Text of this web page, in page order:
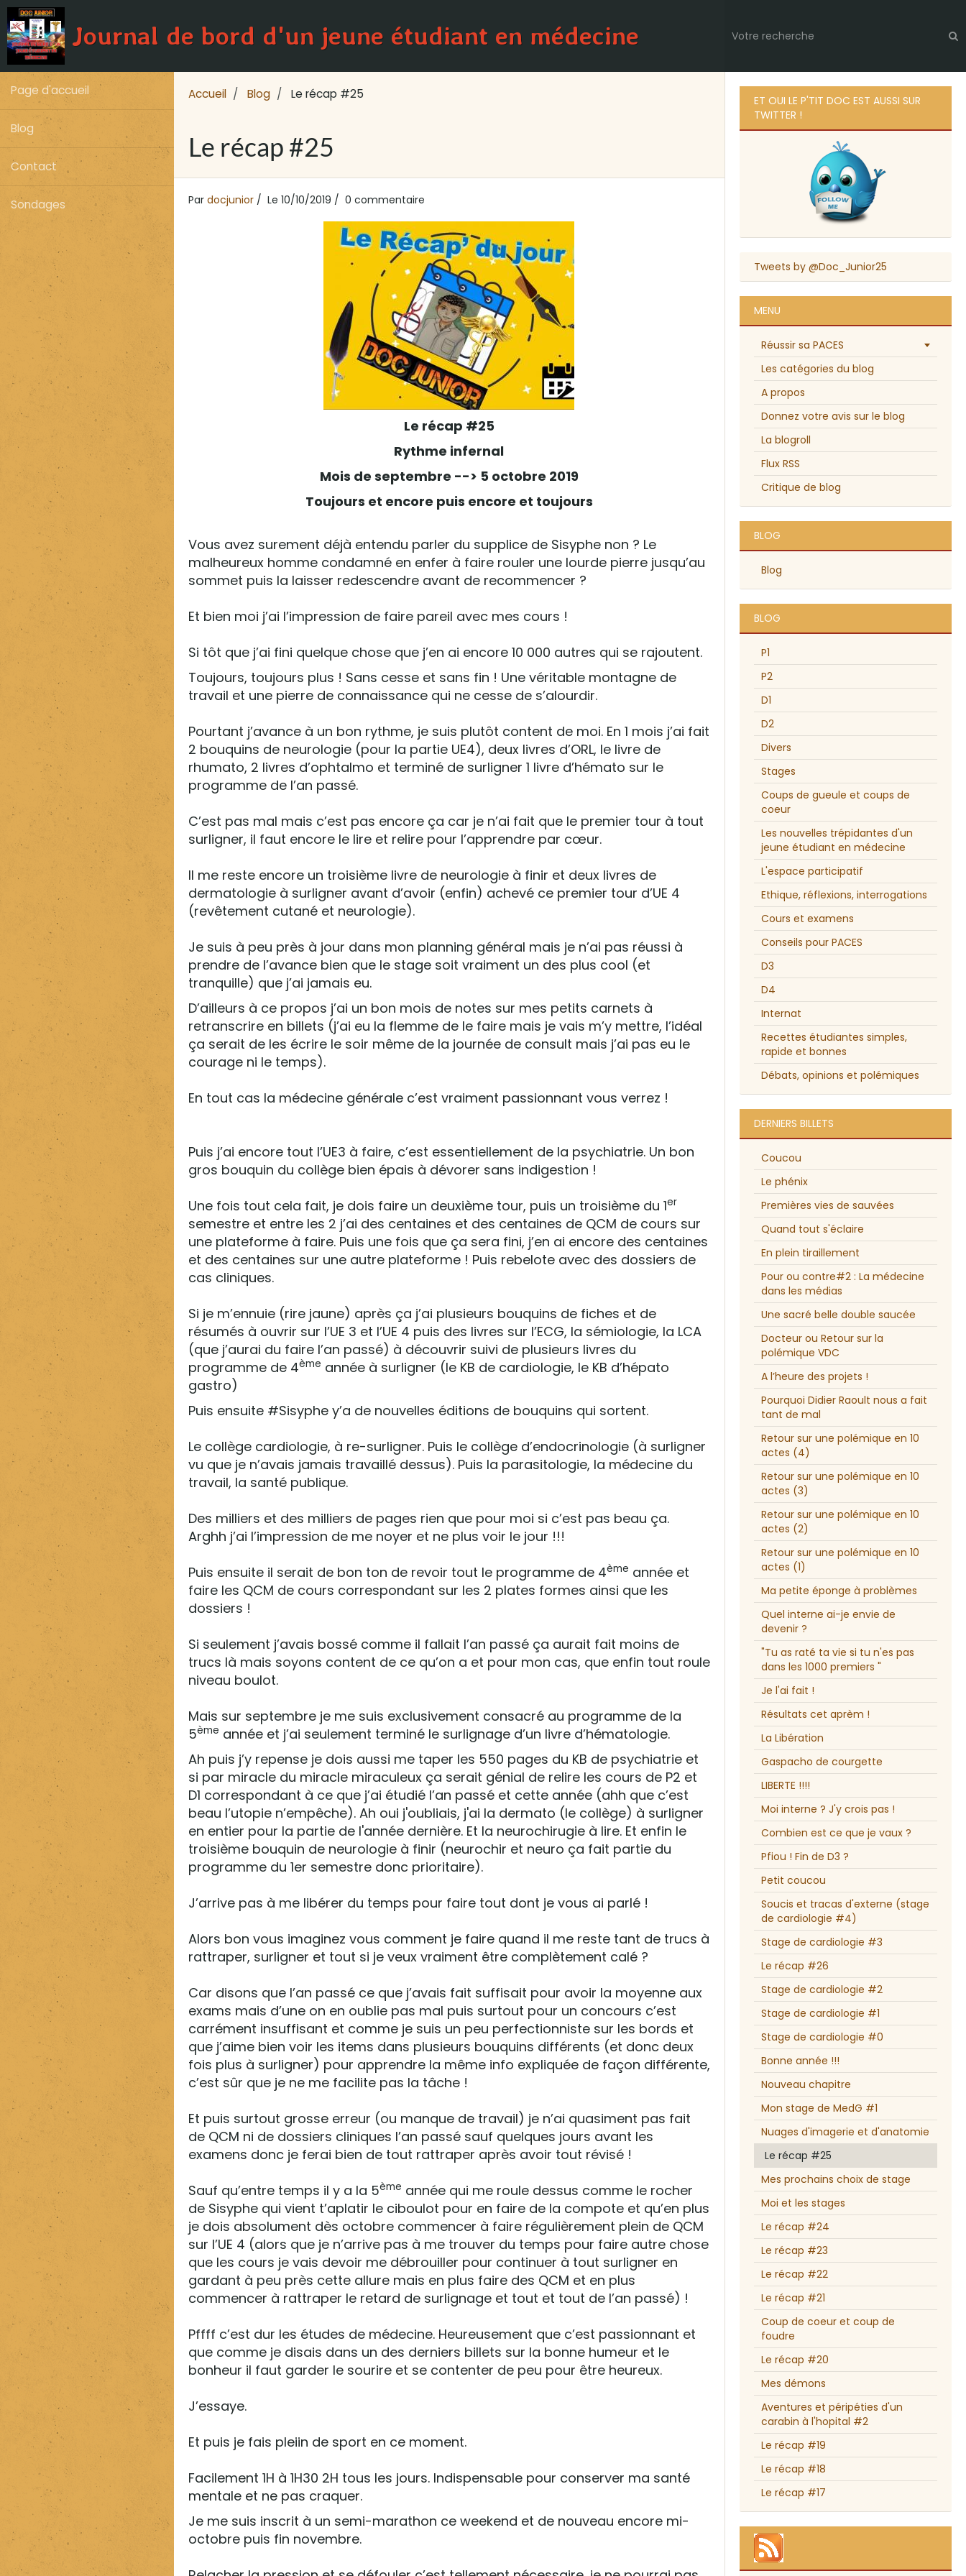
Journal de bord d'un jeune étudiant en médecine
Page d'accueil
Blog
Contact
Sondages
Accueil Blog Le récap #25
Le récap #25
Par docjunior Le 10/10/2019 0 commentaire
Le récap #25
Rythme infernal
Mois de septembre --> 5 octobre 2019
Toujours et encore puis encore et toujours
Vous avez surement déjà entendu parler du supplice de Sisyphe non ? Le
malheureux homme condamné en enfer à faire rouler une lourde pierre jusqu’au
sommet puis la laisser redescendre avant de recommencer ?
Et bien moi j’ai l’impression de faire pareil avec mes cours !
Si tôt que j’ai fini quelque chose que j’en ai encore 10 000 autres qui se rajoutent.
Toujours, toujours plus ! Sans cesse et sans fin ! Une véritable montagne de
travail et une pierre de connaissance qui ne cesse de s’alourdir.
Pourtant j’avance à un bon rythme, je suis plutôt content de moi. En 1 mois j’ai fait
2 bouquins de neurologie (pour la partie UE4), deux livres d’ORL, le livre de
rhumato, 2 livres d’ophtalmo et terminé de surligner 1 livre d’hémato sur le
programme de l’an passé.
C’est pas mal mais c’est pas encore ça car je n’ai fait que le premier tour à tout
surligner, il faut encore le lire et relire pour l’apprendre par cœur.
Il me reste encore un troisième livre de neurologie à finir et deux livres de
dermatologie à surligner avant d’avoir (enfin) achevé ce premier tour d’UE 4
(revêtement cutané et neurologie).
Je suis à peu près à jour dans mon planning général mais je n’ai pas réussi à
prendre de l’avance bien que le stage soit vraiment un des plus cool (et
tranquille) que j’ai jamais eu.
D’ailleurs à ce propos j’ai un bon mois de notes sur mes petits carnets à
retranscrire en billets (j’ai eu la flemme de le faire mais je vais m’y mettre, l’idéal
ça serait de les écrire le soir même de la journée de consult mais j’ai pas eu le
courage ni le temps).
En tout cas la médecine générale c’est vraiment passionnant vous verrez !
Puis j’ai encore tout l’UE3 à faire, c’est essentiellement de la psychiatrie. Un bon
gros bouquin du collège bien épais à dévorer sans indigestion !
Une fois tout cela fait, je dois faire un deuxième tour, puis un troisième du 1er
semestre et entre les 2 j’ai des centaines et des centaines de QCM de cours sur
une plateforme à faire. Puis une fois que ça sera fini, j’en ai encore des centaines
et des centaines sur une autre plateforme ! Puis rebelote avec des dossiers de
cas cliniques.
Si je m’ennuie (rire jaune) après ça j’ai plusieurs bouquins de fiches et de
résumés à ouvrir sur l’UE 3 et l’UE 4 puis des livres sur l’ECG, la sémiologie, la LCA
(que j’aurai du faire l’an passé) à découvrir suivi de plusieurs livres du
programme de 4ème année à surligner (le KB de cardiologie, le KB d’hépato
gastro)
Puis ensuite #Sisyphe y’a de nouvelles éditions de bouquins qui sortent.
Le collège cardiologie, à re-surligner. Puis le collège d’endocrinologie (à surligner
vu que je n’avais jamais travaillé dessus). Puis la parasitologie, la médecine du
travail, la santé publique.
Des milliers et des milliers de pages rien que pour moi si c’est pas beau ça.
Arghh j’ai l’impression de me noyer et ne plus voir le jour !!!
Puis ensuite il serait de bon ton de revoir tout le programme de 4ème année et
faire les QCM de cours correspondant sur les 2 plates formes ainsi que les
dossiers !
Si seulement j’avais bossé comme il fallait l’an passé ça aurait fait moins de
trucs là mais soyons content de ce qu’on a et pour mon cas, que enfin tout roule
niveau boulot.
Mais sur septembre je me suis exclusivement consacré au programme de la
5ème année et j’ai seulement terminé le surlignage d’un livre d’hématologie.
Ah puis j’y repense je dois aussi me taper les 550 pages du KB de psychiatrie et
si par miracle du miracle miraculeux ça serait génial de relire les cours de P2 et
D1 correspondant à ce que j’ai étudié l’an passé et cette année (ahh que c’est
beau l’utopie n’empêche). Ah oui j'oubliais, j'ai la dermato (le collège) à surligner
en entier pour la partie de l'année dernière. Et la neurochirugie à lire. Et enfin le
troisième bouquin de neurologie à finir (neurochir et neuro ça fait partie du
programme du 1er semestre donc prioritaire).
J’arrive pas à me libérer du temps pour faire tout dont je vous ai parlé !
Alors bon vous imaginez vous comment je faire quand il me reste tant de trucs à
rattraper, surligner et tout si je veux vraiment être complètement calé ?
Car disons que l’an passé ce que j’avais fait suffisait pour avoir la moyenne aux
exams mais d’une on en oublie pas mal puis surtout pour un concours c’est
carrément insuffisant et comme je suis un peu perfectionniste sur les bords et
que j’aime bien voir les items dans plusieurs bouquins différents (et donc deux
fois plus à surligner) pour apprendre la même info expliquée de façon différente,
c’est sûr que je ne me facilite pas la tâche !
Et puis surtout grosse erreur (ou manque de travail) je n’ai quasiment pas fait
de QCM ni de dossiers cliniques l’an passé sauf quelques jours avant les
examens donc je ferai bien de tout rattraper après avoir tout révisé !
Sauf qu’entre temps il y a la 5ème année qui me roule dessus comme le rocher
de Sisyphe qui vient t’aplatir le ciboulot pour en faire de la compote et qu’en plus
je dois absolument dès octobre commencer à faire régulièrement plein de QCM
sur l’UE 4 (alors que je n’arrive pas à me trouver du temps pour faire autre chose
que les cours je vais devoir me débrouiller pour continuer à tout surligner en
gardant à peu près cette allure mais en plus faire des QCM et en plus
commencer à rattraper le retard de surlignage et tout et tout de l’an passé) !
Pffff c’est dur les études de médecine. Heureusement que c’est passionnant et
que comme je disais dans un des derniers billets sur la bonne humeur et le
bonheur il faut garder le sourire et se contenter de peu pour être heureux.
J’essaye.
Et puis je fais pleiin de sport en ce moment.
Facilement 1H à 1H30 2H tous les jours. Indispensable pour conserver ma santé
mentale et ne pas craquer.
Je me suis inscrit à un semi-marathon ce weekend et de nouveau encore mi-
octobre puis fin novembre.
ET OUI LE P'TIT DOC EST AUSSI SUR
TWITTER !
Tweets by @Doc_Junior25
MENU
Réussir sa PACES
Les catégories du blog
A propos
Donnez votre avis sur le blog
La blogroll
Flux RSS
Critique de blog
BLOG
Blog
BLOG
P1
P2
D1
D2
Divers
Stages
Coups de gueule et coups de
coeur
Les nouvelles trépidantes d'un
jeune étudiant en médecine
L'espace participatif
Ethique, réflexions, interrogations
Cours et examens
Conseils pour PACES
D3
D4
Internat
Recettes étudiantes simples,
rapide et bonnes
Débats, opinions et polémiques
DERNIERS BILLETS
Coucou
Le phénix
Premières vies de sauvées
Quand tout s'éclaire
En plein tiraillement
Pour ou contre#2 : La médecine
dans les médias
Une sacré belle double saucée
Docteur ou Retour sur la
polémique VDC
A l’heure des projets !
Pourquoi Didier Raoult nous a fait
tant de mal
Retour sur une polémique en 10
actes (4)
Retour sur une polémique en 10
actes (3)
Retour sur une polémique en 10
actes (2)
Retour sur une polémique en 10
actes (1)
Ma petite éponge à problèmes
Quel interne ai-je envie de
devenir ?
"Tu as raté ta vie si tu n'es pas
dans les 1000 premiers "
Je l'ai fait !
Résultats cet aprèm !
La Libération
Gaspacho de courgette
LIBERTE !!!!
Moi interne ? J'y crois pas !
Combien est ce que je vaux ?
Pfiou ! Fin de D3 ?
Petit coucou
Soucis et tracas d'externe (stage
de cardiologie #4)
Stage de cardiologie #3
Le récap #26
Stage de cardiologie #2
Stage de cardiologie #1
Stage de cardiologie #0
Bonne année !!!
Nouveau chapitre
Mon stage de MedG #1
Nuages d'imagerie et d'anatomie
Le récap #25
Mes prochains choix de stage
Moi et les stages
Le récap #24
Le récap #23
Le récap #22
Le récap #21
Coup de coeur et coup de
foudre
Le récap #20
Mes démons
Aventures et péripéties d'un
carabin à l'hopital #2
Le récap #19
Le récap #18
Le récap #17